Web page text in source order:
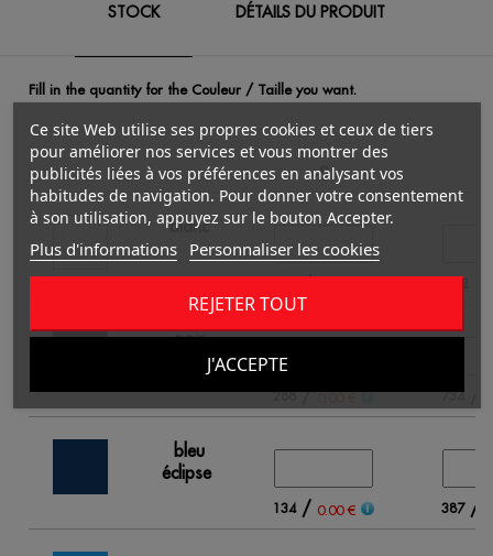
STOCK DÉTAILS DU PRODUIT
Fill in the quantity for the Couleur / Taille you want.
S
blanc
/ 1032
noir
288/0.00 € 734
bleu
éclipse
134/ 0.00 € 387/
Ce site Web utilise ses propres cookies et ceux de tiers
pour améliorer nos services et vous montrer des
publicités liées à vos préférences en analysant vos
habitudes de navigation. Pour donner votre consentement
à son utilisation, appuyez sur le bouton Accepter.
Plus d'informations Personnaliser les cookies
REJETER TOUT
J'ACCEPTE